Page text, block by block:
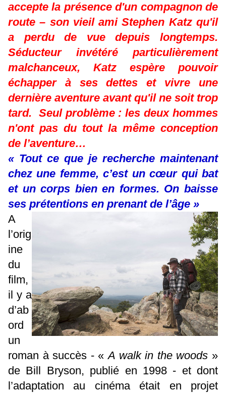
accepte la présence d'un compagnon de
route – son vieil ami Stephen Katz qu'il
a perdu de vue depuis longtemps.
Séducteur invétéré particulièrement
malchanceux, Katz espère pouvoir
échapper à ses dettes et vivre une
dernière aventure avant qu'il ne soit trop
tard. Seul problème : les deux hommes
n'ont pas du tout la même conception
de l’aventure…
« Tout ce que je recherche maintenant
chez une femme, c’est un cœur qui bat
et un corps bien en formes. On baisse
ses prétentions en prenant de l’âge »
A
l’orig
ine
du
film,
il y a
d’ab
ord
un
roman à succès - «A walk in the woods »
de Bill Bryson, publié en 1998 - et dont
l’adaptation au cinéma était en projet